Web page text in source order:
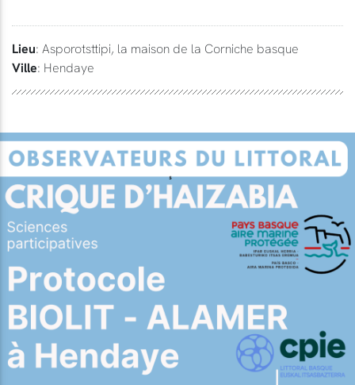
Lieu: Asporotsttipi, la maison de la Corniche basque
Ville: Hendaye